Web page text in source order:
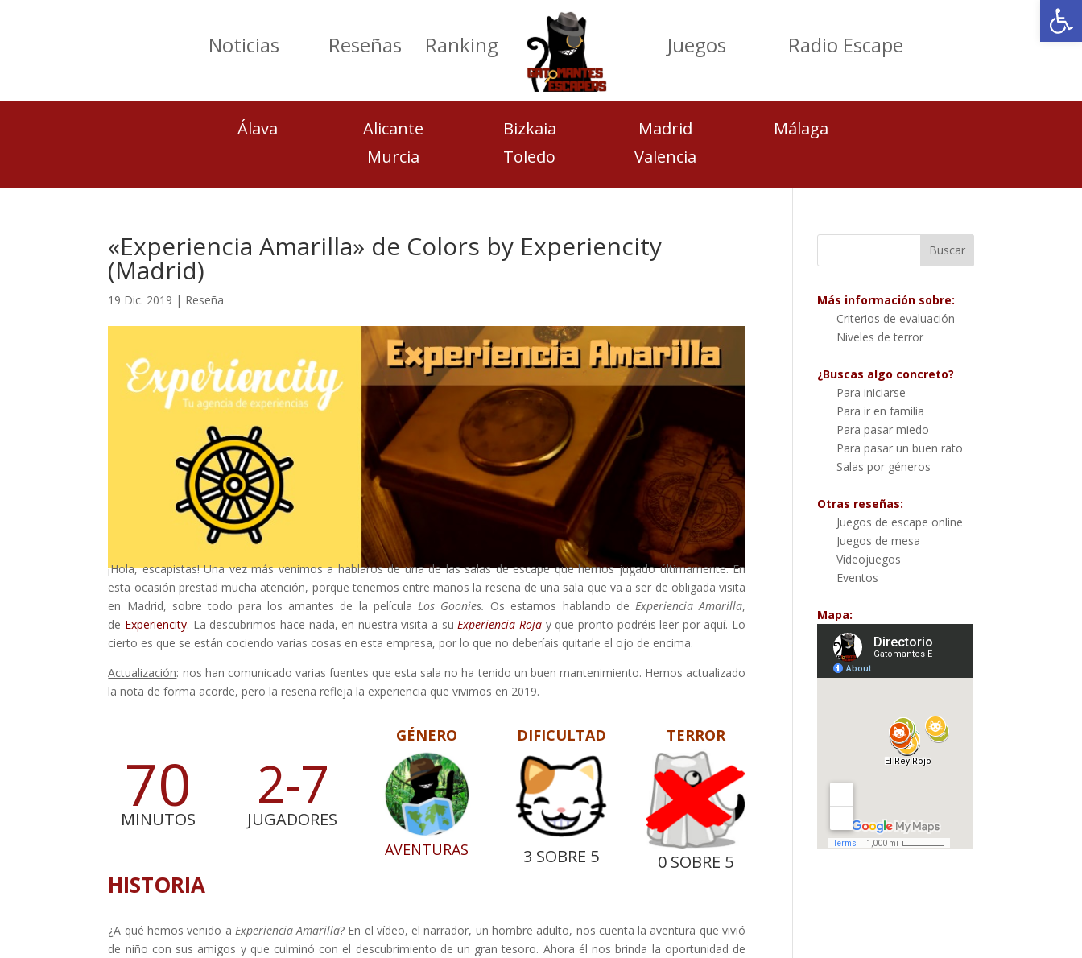
Noticias Reseñas Ranking Juegos Radio Escape
Álava
Alicante
Murcia
Bizkaia
Toledo
Madrid
Valencia
Málaga
«Experiencia Amarilla» de Colors by Experiencity
(Madrid)
19 Dic. 2019 | Reseña
¡Hola, escapistas! Una vez más venimos a hablaros de una de las salas de escape que hemos jugado últimamente. En
esta ocasión prestad mucha atención, porque tenemos entre manos la reseña de una sala que va a ser de obligada visita
en Madrid, sobre todo para los amantes de la película Los Goonies. Os estamos hablando de Experiencia Amarilla,
de Experiencity. La descubrimos hace nada, en nuestra visita a suExperiencia Roja y que pronto podréis leer por aquí. Lo
cierto es que se están cociendo varias cosas en esta empresa, por lo que no deberíais quitarle el ojo de encima.
Actualización: nos han comunicado varias fuentes que esta sala no ha tenido un buen mantenimiento. Hemos actualizado
la nota de forma acorde, pero la reseña refleja la experiencia que vivimos en 2019.
70
MINUTOS
2-7
JUGADORES
GÉNERO
AVENTURAS
DIFICULTAD
3 SOBRE 5
TERROR
0 SOBRE 5
HISTORIA
¿A qué hemos venido a Experiencia Amarilla? En el vídeo, el narrador, un hombre adulto, nos cuenta la aventura que vivió
de niño con sus amigos y que culminó con el descubrimiento de un gran tesoro. Ahora él nos brinda la oportunidad de
Más información sobre:
Criterios de evaluación
Niveles de terror
¿Buscas algo concreto?
Para iniciarse
Para ir en familia
Para pasar miedo
Para pasar un buen rato
Salas por géneros
Otras reseñas:
Juegos de escape online
Juegos de mesa
Videojuegos
Eventos
Mapa: